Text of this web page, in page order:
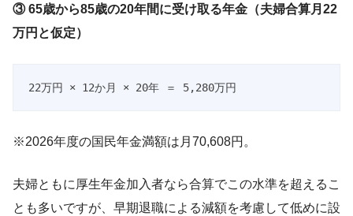
③ 65歳から85歳の20年間に受け取る年金（夫婦合算月22
万円と仮定）
22万円 × 12か月 × 20年 ＝ 5,280万円
※2026年度の国民年金満額は月70,608円。
夫婦ともに厚生年金加入者なら合算でこの水準を超えるこ
とも多いですが、早期退職による減額を考慮して低めに設